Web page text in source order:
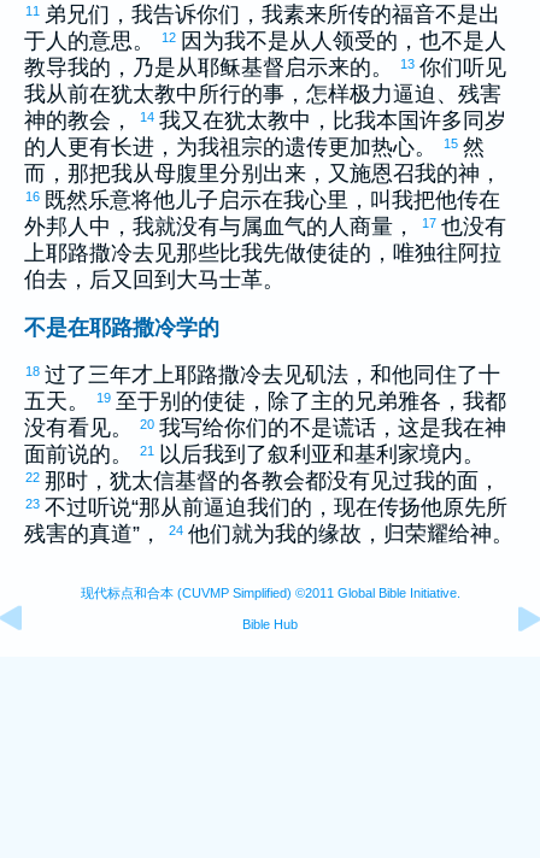
11
弟兄们，我告诉你们，我素来所传的福音不是出
于人的意思。
12 因为我不是从人领受的，也不是人
教导我的，乃是从耶稣基督启示来的。
13 你们听见
我从前在犹太教中所行的事，怎样极力逼迫、残害
神的教会，
14 我又在犹太教中，比我本国许多同岁
的人更有长进，为我祖宗的遗传更加热心。
15 然
而，那把我从母腹里分别出来，又施恩召我的神，
16 既然乐意将他儿子启示在我心里，叫我把他传在
外邦人中，我就没有与属血气的人商量，
17 也没有
上耶路撒冷去见那些比我先做使徒的，唯独往阿拉
伯去，后又回到 大马士革。
不是在耶路撒冷学的
18 过了三年才上耶路撒冷去见矶法 ，和他同住了十
五天。
19 至于别的使徒，除了主的兄弟雅各 ，我都
没有看见。
20 我写给你们的不是谎话，这是我在神
面前说的。
21 以后我到了叙利亚和基利家境内。
22 那时， 犹太信基督的各教会都没有见过我的面，
23 不过听说“那从前逼迫我们的，现在传扬他原先所
残害的真道”，
24 他们就为我的缘故，归荣耀给神。
现代标点和合本 (CUVMP Simplified) ©2011 Global Bible Initiative.
Bible Hub